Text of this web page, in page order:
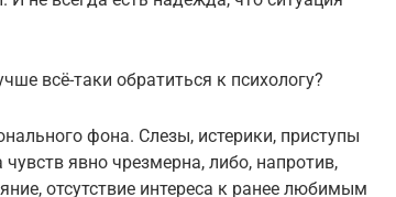
всё-таки обратиться к психологу?
фона. Слезы, истерики, приступы
явно чрезмерна, либо, напротив,
отсутствие интереса к ранее любимым